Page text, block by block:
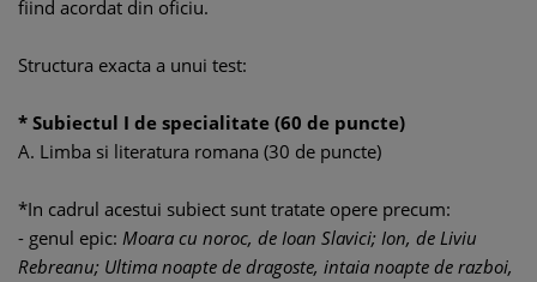
fiind acordat din oficiu.
Structura exacta a unui test:
* Subiectul I de specialitate (60 de puncte)
A. Limba si literatura romana (30 de puncte)
*In cadrul acestui subiect sunt tratate opere precum:
- genul epic: Moara cu noroc, de Ioan Slavici; Ion, de Liviu
Rebreanu; Ultima noapte de dragoste, intaia noapte de razboi,